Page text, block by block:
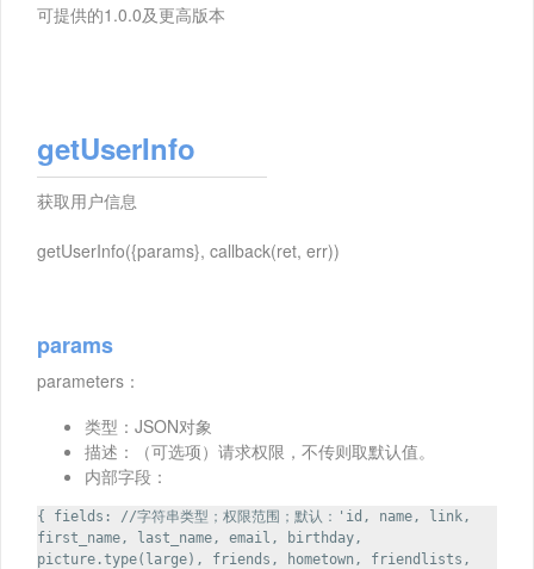
可提供的1.0.0及更高版本
getUserInfo
获取用户信息
getUserInfo({params}, callback(ret, err))
params
parameters：
类型：JSON对象
描述：（可选项）请求权限，不传则取默认值。
内部字段：
{ fields: //字符串类型；权限范围；默认：'id, name, link,
first_name, last_name, email, birthday,
picture.type(large), friends, hometown, friendlists,